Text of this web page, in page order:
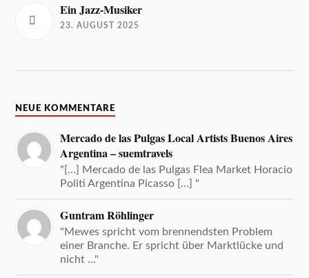
Ein Jazz-Musiker
23. AUGUST 2025
NEUE KOMMENTARE
Mercado de las Pulgas Local Artists Buenos Aires
Argentina – suemtravels
"[…] Mercado de las Pulgas Flea Market Horacio
Politi Argentina Picasso […] "
Guntram Röhlinger
"Mewes spricht vom brennendsten Problem
einer Branche. Er spricht über Marktlücke und
nicht ..."